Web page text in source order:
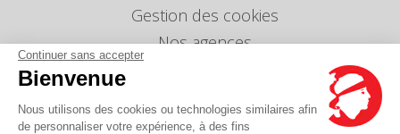
Continuer sans accepter
Bienvenue
Nous utilisons des cookies ou technologies similaires afin
de personnaliser votre expérience, à des fins
Gestion des cookies
Nos agences
Nous envoyer un message
Info Ventes et Modifications